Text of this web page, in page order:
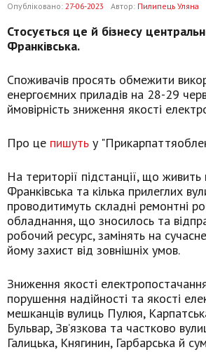
Опубліковано: 27-06-2023 Автор: Пилипець Уляна
Стосується це й бізнесу
Франківська.
Споживачів просять обмежити
енергоємних приладів на 28-29
ймовірність зниження якості
Про це пишуть у
На території підстанції, що живить
Франківська та кілька прилеглих
проводитимуть складні ремонтні
обладнання, що зносилось та
робочий ресурс, замінять на
йому захист від зовнішніх умов.
Зниження якості
порушення надійності та якості
мешканців вулиць Пулюя,
Бульвар, Зв’язкова та частково
Галицька, Княгинин, Гарбарська й